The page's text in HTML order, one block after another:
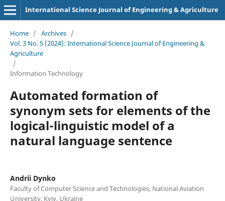
International Science Journal of Engineering & Agriculture
Home / Archives /
Vol. 3 No. 5 (2024): International Science Journal of Engineering &
Agriculture
/
Information Technology
Automated formation of
synonym sets for elements of the
logical-linguistic model of a
natural language sentence
Andrii Dynko
Faculty of Computer Science and Technologies, National Aviation
University, Kyiv, Ukraine